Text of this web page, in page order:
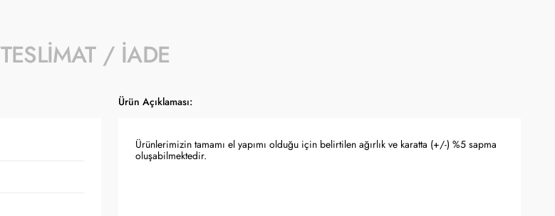
TESLIMAT / İADE
Ürün Açıklaması:
Ürünlerimizin tamamı el yapımı olduğu için belirtilen ağırlık ve karatta (+/-) %5 sapma
oluşabilmektedir.